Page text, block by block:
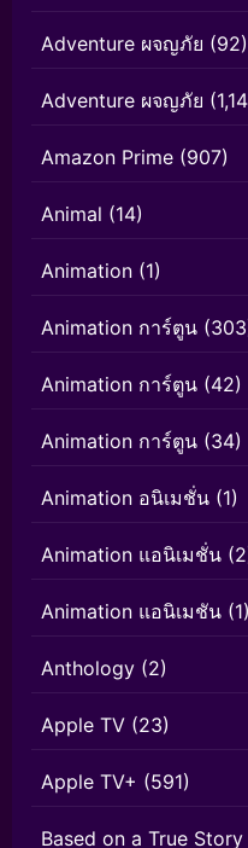
Adventure ผจญภัย (92)
Adventure ผจญภัย
Amazon Prime (907)
Animal (14)
Animation (1)
Animation การ์ตูน
Animation การ์ตูน (42)
Animation การ์ตูน (34)
Animation อนิเมชั่น (1)
Animation แอนิเมชั่น
Animation แอนิเมชัน (1)
Anthology (2)
Apple TV (23)
Apple TV+ (591)
Based on a True Story